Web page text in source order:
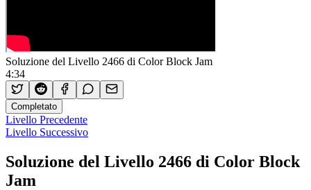
Soluzione del Livello 2466 di Color Block Jam
4:34
Completato
Livello Precedente
Livello Successivo
Soluzione del Livello 2466 di Color Block
Jam